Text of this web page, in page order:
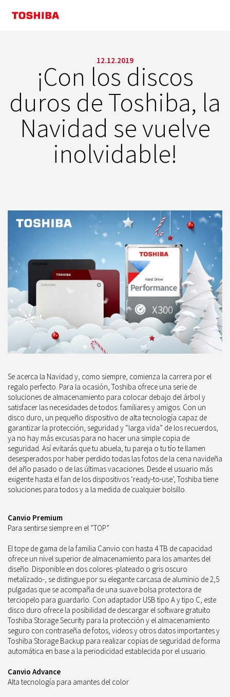
12.12.2019
¡Con los discos
duros de Toshiba, la
Navidad se vuelve
inolvidable!
Se acerca la Navidad y, como siempre, comienza la carrera por el
regalo perfecto. Para la ocasión, Toshiba ofrece una serie de
soluciones de almacenamiento para colocar debajo del árbol y
satisfacer las necesidades de todos: familiares y amigos. Con un
disco duro, un pequeño dispositivo de alta tecnología capaz de
garantizar la protección, seguridad y “larga vida” de los recuerdos,
ya no hay más excusas para no hacer una simple copia de
seguridad. Así evitarás que tu abuela, tu pareja o tu tío te llamen
desesperados por haber perdido todas las fotos de la cena navideña
del año pasado o de las últimas vacaciones. Desde el usuario más
exigente hasta el fan de los dispositivos ‘ready-to-use’, Toshiba tiene
soluciones para todos y a la medida de cualquier bolsillo.
Canvio Premium
Para sentirse siempre en el “TOP”
El tope de gama de la familia Canvio con hasta 4 TB de capacidad
ofrece un nivel superior de almacenamiento para los amantes del
diseño. Disponible en dos colores -plateado o gris oscuro
metalizado-, se distingue por su elegante carcasa de aluminio de 2,5
pulgadas que se acompaña de una suave bolsa protectora de
terciopelo para guardarlo. Con adaptador USB tipo A y tipo C, este
disco duro ofrece la posibilidad de descargar el software gratuito
Toshiba Storage Security para la protección y el almacenamiento
seguro con contraseña de fotos, videos y otros datos importantes y
Toshiba Storage Backup para realizar copias de seguridad de forma
automática en base a la periodicidad establecida por el usuario.
Canvio Advance
Alta tecnología para amantes del color